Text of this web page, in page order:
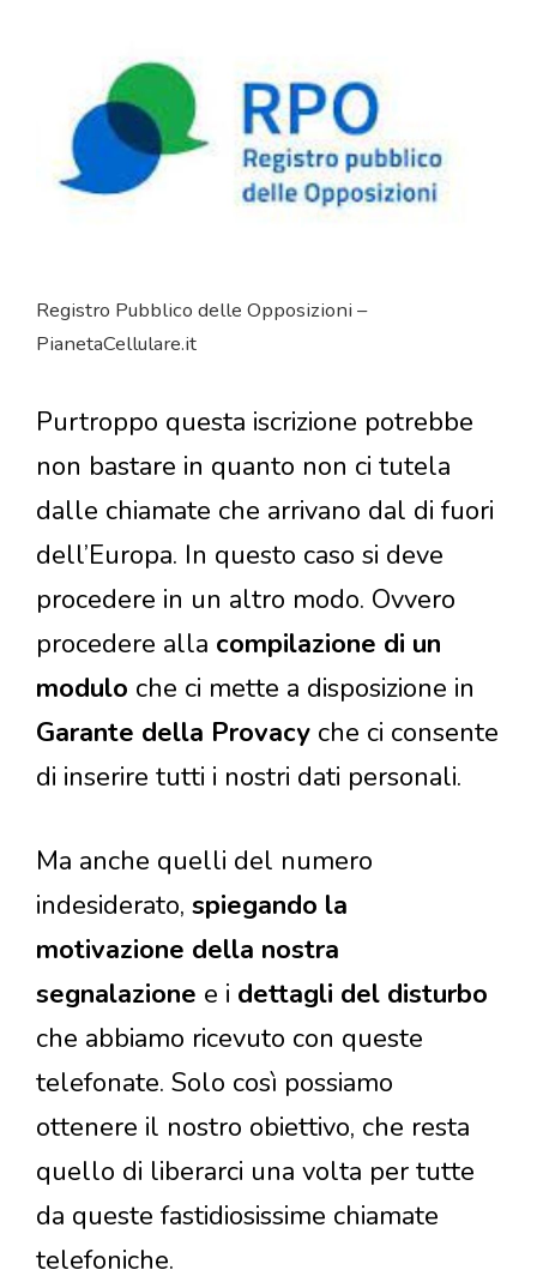
Registro Pubblico delle Opposizioni –
PianetaCellulare.it
Purtroppo questa iscrizione potrebbe
non bastare in quanto non ci tutela
dalle chiamate che arrivano dal di fuori
dell’Europa. In questo caso si deve
procedere in un altro modo. Ovvero
procedere alla compilazione di un
modulo che ci mette a disposizione in
Garante della Provacy che ci consente
di inserire tutti i nostri dati personali.
Ma anche quelli del numero
indesiderato, spiegando la
motivazione della nostra
segnalazione e i dettagli del disturbo
che abbiamo ricevuto con queste
telefonate. Solo così possiamo
ottenere il nostro obiettivo, che resta
quello di liberarci una volta per tutte
da queste fastidiosissime chiamate
telefoniche.